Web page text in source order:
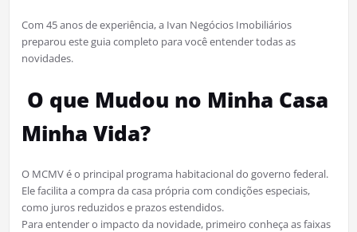
Com 45 anos de experiência, a Ivan Negócios Imobiliários
preparou este guia completo para você entender todas as
novidades.
O que Mudou no Minha Casa
Minha Vida?
O MCMV é o principal programa habitacional do governo federal.
Ele facilita a compra da casa própria com condições especiais,
como juros reduzidos e prazos estendidos.
Para entender o impacto da novidade, primeiro conheça as faixas